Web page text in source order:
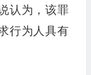
认为，该罪
行为人具有